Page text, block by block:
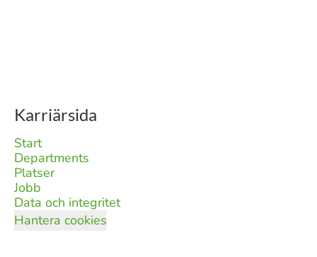
Karriärsida
Start
Departments
Platser
Jobb
Data och integritet
Hantera cookies